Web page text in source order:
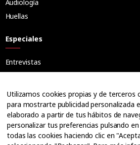
Audiología
Huellas
Especiales
Entrevistas
Ópticos
Cuadernos
Guías
Dossier
Utilizamos cookies propias y de terceros
para mostrarte publicidad personalizada
elaborado a partir de tus hábitos de
personalizar tus preferencias pulsando
todas las cookies haciendo clic en